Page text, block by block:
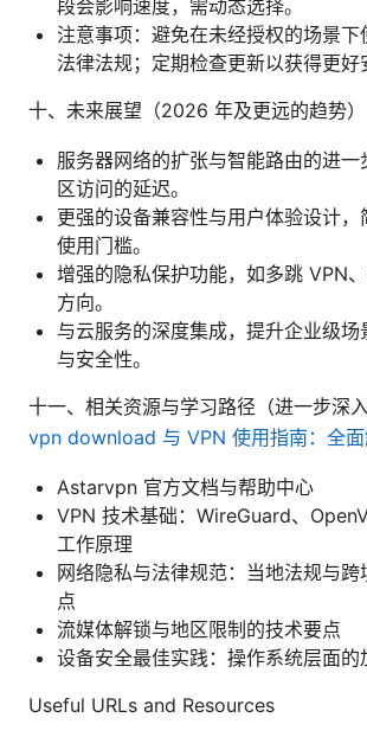
段会影响速度，需动态选择。
注意事项：避免在未经授权的场景下
法律法规；定期检查更新以获得更好
十、未来展望（2026 年及更远的趋势）
服务器网络的扩张与智能路由的进
区访问的延迟。
更强的设备兼容性与用户体验设计，
使用门槛。
增强的隐私保护功能，如多跳 VPN
方向。
与云服务的深度集成，提升企业级场
与安全性。
十一、相关资源与学习路径（进一步深
vpn download 与 VPN 使用指南：全
Astarvpn 官方文档与帮助中心
VPN 技术基础：WireGuard、
工作原理
网络隐私与法律规范：当地法规与
点
流媒体解锁与地区限制的技术要点
设备安全最佳实践：操作系统层面的
Useful URLs and Resources